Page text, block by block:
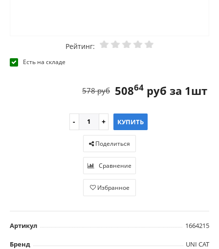
Рейтинг:
Есть на складе
50864 руб за 1шт
578 руб
КУПИТЬ
Поделиться
Сравнение
Избранное
Артикул 1664215
Бренд UNI CAT